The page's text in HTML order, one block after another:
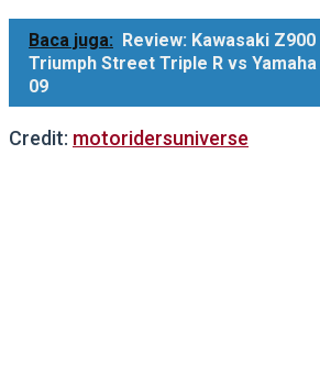
Baca juga: Review: Kawasaki Z900
Triumph Street Triple R vs Yamaha
09
Credit: motoridersuniverse